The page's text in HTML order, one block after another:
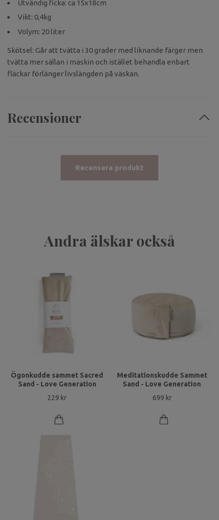
Utvändig ficka: ca 15x18cm
Vikt: 0,4kg
Volym: 20 liter
Skötsel: Går att tvätta i 30 grader med liknande färger men
tvätta mer sällan i maskin och istället behandla enbart
fläckar förlänger livslängden på väskan.
Recensioner
Recensera produkt
Andra älskar också
Ögonkudde sammet Sacred
Sand - Love Generation
229 kr
Meditationskudde Sammet
Sand - Love Generation
699 kr